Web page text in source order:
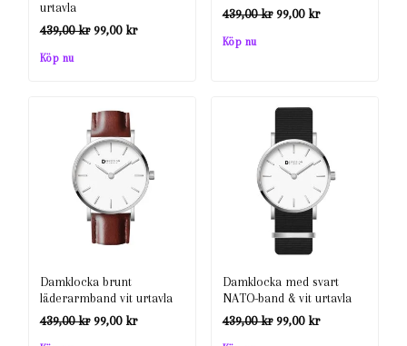
urtavla
439,00kr Det
var:
439,00 kr.
99,00 krDet
Köp nu
439,00kr Det
99,00 krDet
Köp nu
Damklocka brunt
läderarmband vit urtavla
439,00kr Det
99,00 krDet
Damklocka med svart
NATO-band & vit urtavla
439,00kr Det
99,00 krDet